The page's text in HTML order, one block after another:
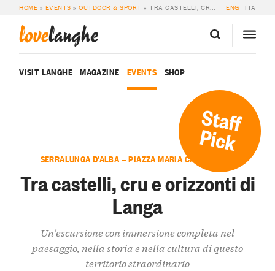
HOME » EVENTS »OUTDOOR & SPORT »TRA CASTELLI, CRU E ORIZZONTI DI LANGA ENG ITA
lovelanghe
VISIT LANGHE MAGAZINE EVENTS SHOP
Staff
Pick
SERRALUNGA D’ALBA — PIAZZA MARIA CAPPELLANO
Tra castelli, cru e orizzonti di
Langa
Un'escursione con immersione completa nel
paesaggio, nella storia e nella cultura di questo
territorio straordinario